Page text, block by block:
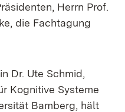
Herrn Prof.
die Fachtagung
Dr. Ute Schmid,
Kognitive Systeme
Bamberg, hält